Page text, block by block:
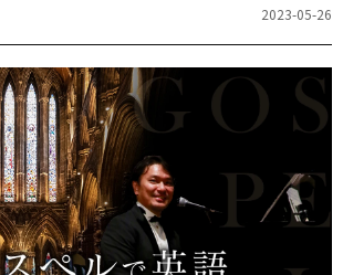
の最後で響く声を出す練習ができるゴスペル
ます。NOBUさんと一緒に「Amazing Grace」
。
2023-05-26